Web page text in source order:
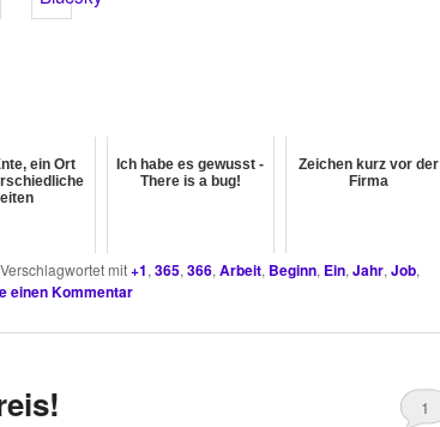
ein Ort
Ich habe es gewusst -
There is a bug!
Zeichen kurz vor der
Firma
Verschlagwortet mit+1, 365, 366, Arbeit, Beginn, Ein, Jahr, Job,
einen Kommentar
1